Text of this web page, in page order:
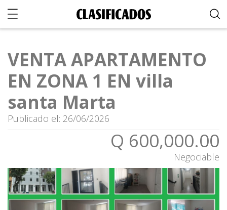
VENTA APARTAMENTO
EN ZONA 1 EN villa
santa Marta
Publicado el: 26/06/2026
Q 600,000.00
Negociable